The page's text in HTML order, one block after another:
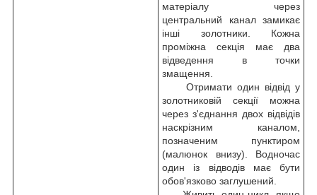
матеріалу через
центральний канал замикає
інші золотники. Кожна
проміжна секція має два
відведення в точки
змащення.
Отримати один відвід у
золотниковій секції можна
через з'єднання двох відвідів
наскрізним каналом,
позначеним пунктиром
(малюнок внизу). Водночас
один із відводів має бути
обов'язково заглушений.